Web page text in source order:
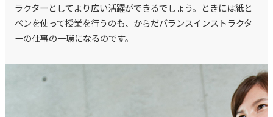
ラクターとしてより広い活躍ができるでしょう。ときには紙と
ペンを使って授業を行うのも、からだバランスインストラクタ
ーの仕事の一環になるのです。